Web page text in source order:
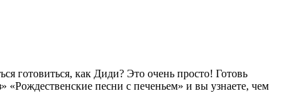
готовиться, как Диди? Это очень просто! Готовь
песни с печеньем» и вы узнаете, чем